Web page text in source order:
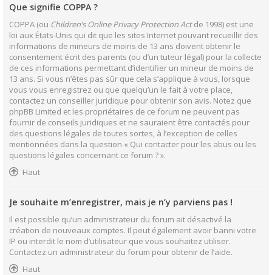
Que signifie COPPA ?
COPPA (ou Children’s Online Privacy Protection Actde 1998) est une
loi aux États-Unis qui dit que les sites Internet pouvant recueillir des
informations de mineurs de moins de 13 ans doivent obtenir le
consentement écrit des parents (ou d’un tuteur légal) pour la collecte
de ces informations permettant d’identifier un mineur de moins de
13 ans. Si vous n’êtes pas sûr que cela s’applique à vous, lorsque
vous vous enregistrez ou que quelqu’un le fait à votre place,
contactez un conseiller juridique pour obtenir son avis. Notez que
phpBB Limited et les propriétaires de ce forum ne peuvent pas
fournir de conseils juridiques et ne sauraient être contactés pour
des questions légales de toutes sortes, à l’exception de celles
mentionnées dans la question « Qui contacter pour les abus ou les
questions légales concernant ce forum ? ».
Haut
Je souhaite m’enregistrer, mais je n’y parviens pas !
Il est possible qu’un administrateur du forum ait désactivé la
création de nouveaux comptes. Il peut également avoir banni votre
IP ou interdit le nom d’utilisateur que vous souhaitez utiliser.
Contactez un administrateur du forum pour obtenir de l’aide.
Haut